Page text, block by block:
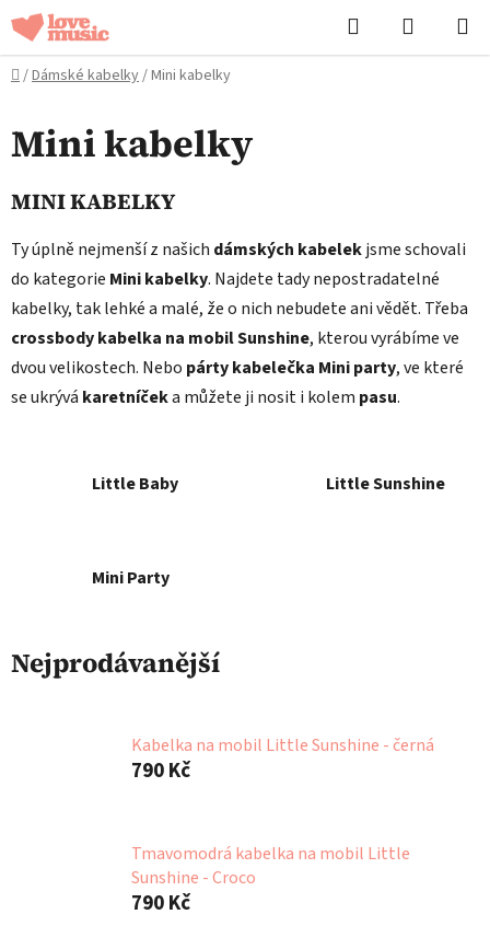
Přejít
na
obsah
Hledat
KOŠÍK
Domů
/Dámské kabelky/Mini kabelky
Mini kabelky
MINI KABELKY
Ty úplně nejmenší z našich dámských kabelekjsme schovali
do kategorie Mini kabelky. Najdete tady nepostradatelné
kabelky, tak lehké a malé, že o nich nebudete ani vědět. Třeba
crossbody kabelka na mobil Sunshine, kterou vyrábíme ve
dvou velikostech. Nebo párty kabelečka Mini party, ve které
se ukrývá karetníčeka můžete ji nosit i kolem pasu.
Little Baby Little Sunshine
Mini Party
Nejprodávanější
Kabelka na mobil Little Sunshine - černá
790 Kč
Tmavomodrá kabelka na mobil Little
Sunshine - Croco
790 Kč